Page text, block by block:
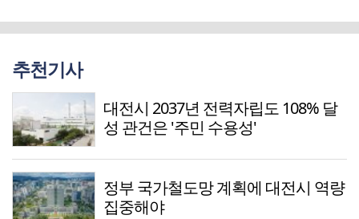
추천기사
대전시 2037년 전력자립도 108% 달
성 관건은 '주민 수용성'
정부 국가철도망 계획에 대전시 역량
집중해야